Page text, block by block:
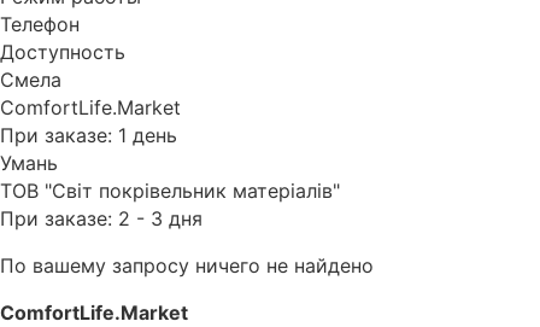
Телефон
Доступность
Смела
ComfortLife.Market
При заказе: 1 день
Умань
ТОВ "Світ покрівельник матеріалів"
При заказе: 2 - 3 дня
По вашему запросу ничего не найдено
ComfortLife.Market